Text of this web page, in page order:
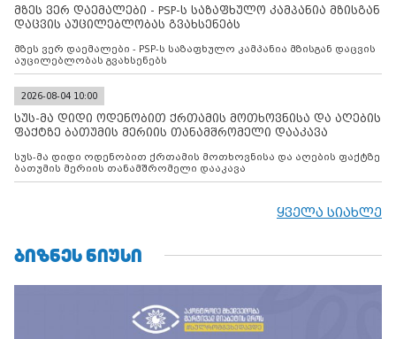
მზეს ვერ დაემალები - PSP-ს საზაფხულო კამპანია მზისგან
დაცვის აუცილებლობას გვახსენებს
მზეს ვერ დაემალები - PSP-ს საზაფხულო კამპანია მზისგან დაცვის
აუცილებლობას გვახსენებს
2026-08-04 10:00
სუს-მა დიდი ოდენობით ქრთამის მოთხოვნისა და აღების
ფაქტზე ბათუმის მერიის თანამშრომელი დააკავა
სუს-მა დიდი ოდენობით ქრთამის მოთხოვნისა და აღების ფაქტზე
ბათუმის მერიის თანამშრომელი დააკავა
ყველა სიახლე
ᲑᲘᲖᲜᲔᲡ ᲜᲘᲣᲡᲘ